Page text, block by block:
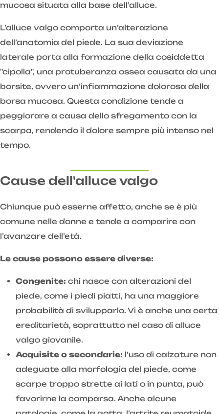
mucosa situata alla base dell’alluce.
L’alluce valgo comporta un’alterazione
dell’anatomia del piede. La sua deviazione
laterale porta alla formazione della cosiddetta
"cipolla", una protuberanza ossea causata da una
borsite, ovvero un’infiammazione dolorosa della
borsa mucosa. Questa condizione tende a
peggiorare a causa dello sfregamento con la
scarpa, rendendo il dolore sempre più intenso nel
tempo.
Cause dell'alluce valgo
Chiunque può esserne affetto, anche se è più
comune nelle donne e tende a comparire con
l’avanzare dell’età.
Le cause possono essere diverse:
Congenite: chi nasce con alterazioni del
piede, come i piedi piatti, ha una maggiore
probabilità di svilupparlo. Vi è anche una certa
ereditarietà, soprattutto nel caso di alluce
valgo giovanile.
Acquisite o secondarie: l’uso di calzature non
adeguate alla morfologia del piede, come
scarpe troppo strette ai lati o in punta, può
favorirne la comparsa. Anche alcune